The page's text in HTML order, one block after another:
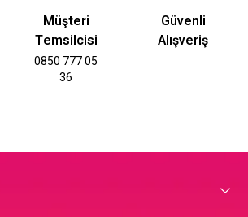
Müşteri
Temsilcisi
0850 777 05
36
Güvenli
Alışveriş